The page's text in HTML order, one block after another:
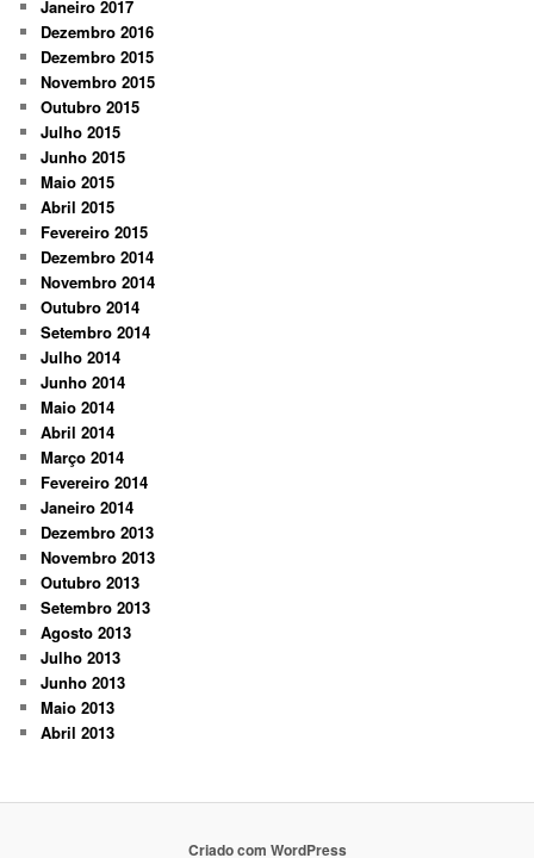
Janeiro 2017
Dezembro 2016
Dezembro 2015
Novembro 2015
Outubro 2015
Julho 2015
Junho 2015
Maio 2015
Abril 2015
Fevereiro 2015
Dezembro 2014
Novembro 2014
Outubro 2014
Setembro 2014
Julho 2014
Junho 2014
Maio 2014
Abril 2014
Março 2014
Fevereiro 2014
Janeiro 2014
Dezembro 2013
Novembro 2013
Outubro 2013
Setembro 2013
Agosto 2013
Julho 2013
Junho 2013
Maio 2013
Abril 2013
Criado com WordPress